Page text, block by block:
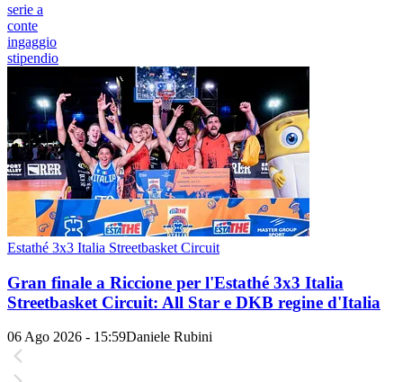
serie a
conte
ingaggio
stipendio
Estathé 3x3 Italia Streetbasket Circuit
Gran finale a Riccione per l'Estathé 3x3 Italia
Streetbasket Circuit: All Star e DKB regine d'Italia
06 Ago 2026 - 15:59Daniele Rubini